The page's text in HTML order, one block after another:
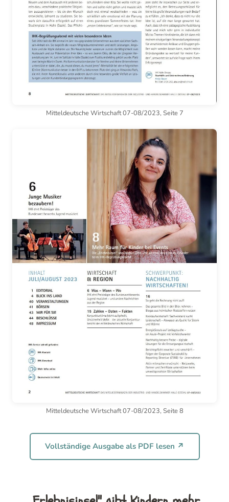
Mitteldeutsche Wirtschaft 07-08/2023, Seite 7
Mitteldeutsche Wirtschaft 07-08/2023, Seite 8
Vollständige Ausgabe als PDF lesen ↗